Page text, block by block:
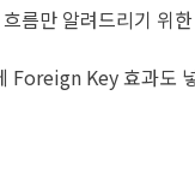
름만 알려드리기 위
Foreign Key 효과도